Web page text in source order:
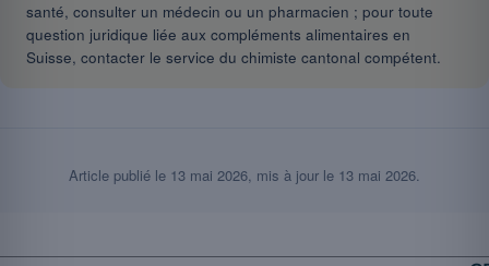
santé, consulter un médecin ou un pharmacien ; pour toute
question juridique liée aux compléments alimentaires en
Suisse, contacter le service du chimiste cantonal compétent.
Article publié le 13 mai 2026, mis à jour le 13 mai 2026.